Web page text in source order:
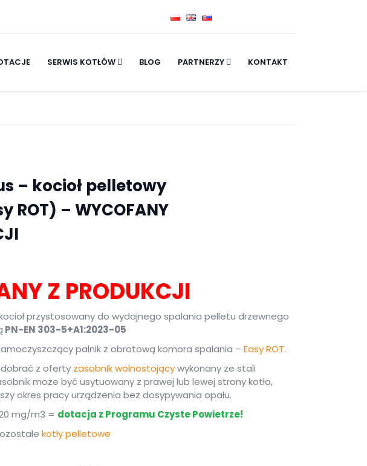
SERWIS KOTŁÓW BLOG PARTNERZY KONTAKT
– kocioł pelletowy
ROT) – WYCOFANY
Z PRODUKCJI
przystosowany do wydajnego spalania pelletu drzewnego
PN-EN 303-5+A1:2023-05
palnik z obrotową komora spalania – Easy ROT.
dobrać z oferty zasobnik wolnostojącywykonany ze stali
może być usytuowany z prawej lub lewej strony kotła,
okres pracy urządzenia bez dosypywania opału.
20 mg/m3 = dotacja z Programu Czyste Powietrze!
kotły pelletowe